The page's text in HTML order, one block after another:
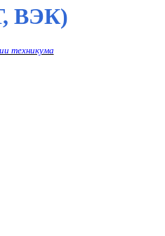
ВЭК)
техникума